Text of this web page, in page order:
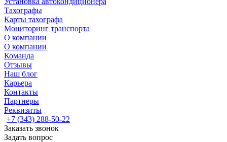
Тахографы
Карты тахографа
Мониторинг транспорта
О компании
О компании
Команда
Отзывы
Наш блог
Карьера
Контакты
Партнеры
Реквизиты
+7 (343) 288-50-22
Заказать звонок
Задать вопрос